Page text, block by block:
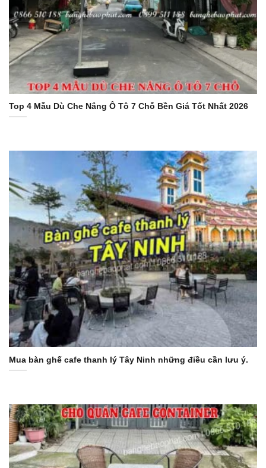
Top 4 Mẫu Dù Che Nắng Ô Tô 7 Chỗ Bền Giá Tốt Nhất 2026
Mua bàn ghế cafe thanh lý Tây Ninh những điều cần lưu ý.